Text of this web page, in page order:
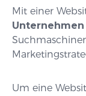
Mit einer
Um eine